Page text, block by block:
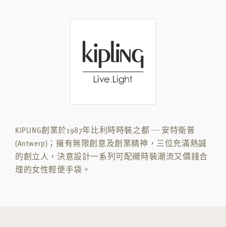
KIPLING創業於1987年比利時時裝之都 ─ 安特衛普
(Antwerp)；擁有無限創意及創業精神，三位充滿熱誠
的創立人，決意設計一系列可配襯時裝潮流又價錢合
理的女性輕便手袋。